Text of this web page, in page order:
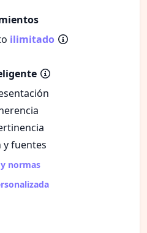
ilimitado
fuentes
normas